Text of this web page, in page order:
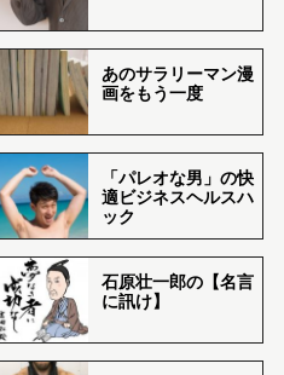
あのサラリーマン漫
画をもう一度
「パレオな男」の快
適ビジネスヘルスハ
ック
石原壮一郎の【名言
に訊け】